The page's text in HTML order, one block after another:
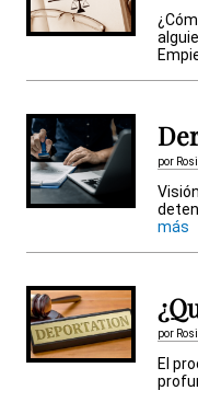
t
v
e
:
por
más:
c
h
s
d
por
El